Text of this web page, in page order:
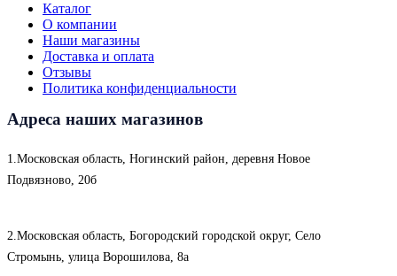
Каталог
О компании
Наши магазины
Доставка и оплата
Отзывы
Политика конфиденциальности
Адреса наших магазинов
1.Московская область, Ногинский район, деревня Новое
Подвязново, 20б
2.Московская область, Богородский городской округ, Село
Стромынь, улица Ворошилова, 8а